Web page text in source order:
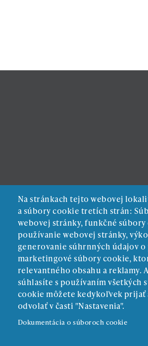
Na stránkach tejto webovej
a súbory cookie tretích strán:
webovej stránky, funkčné
používanie webovej stránky,
generovanie súhrnných údajov
marketingové súbory cookie,
relevantného obsahu a reklamy.
súhlasíte s používaním všetkých
cookie môžete kedykoľvek
odvolať v časti "Nastavenia".
Dokumentácia o súboroch cookie